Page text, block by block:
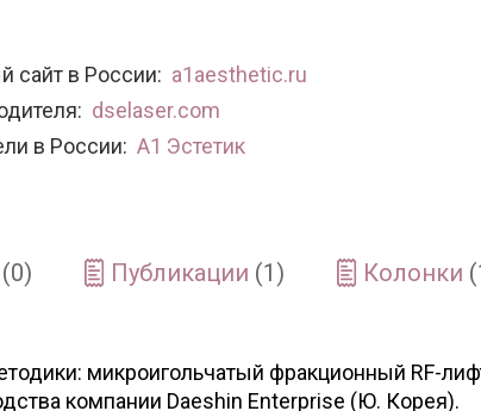
сайт в России: a1aesthetic.ru
dselaser.com
в России: А1 Эстетик
(0) Публикации (1) Колонки
микроигольчатый фракционный RF-
компании Daeshin Enterprise (Ю. Корея).